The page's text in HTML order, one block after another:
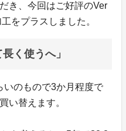
き、今回はご好評のVer
をプラスしました。
く使うへ」
いのもので3か月程度で
い替えます。